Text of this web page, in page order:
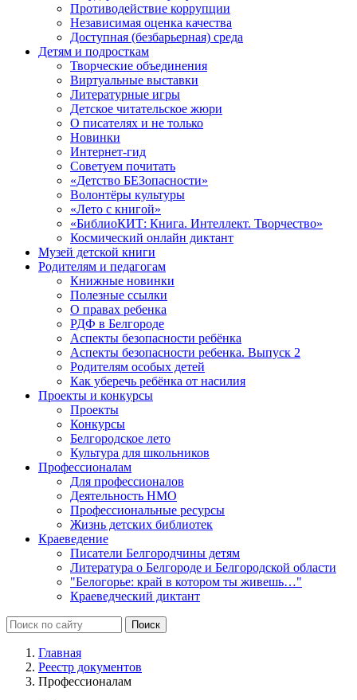
Противодействие коррупции
Независимая оценка качества
Доступная (безбарьерная) среда
Детям и подросткам
Творческие объединения
Виртуальные выставки
Литературные игры
Детское читательское жюри
О писателях и не только
Новинки
Интернет-гид
Советуем почитать
«Детство БЕЗопасности»
Волонтёры культуры
«Лето с книгой»
«БиблиоКИТ: Книга. Интеллект. Творчество»
Космический онлайн диктант
Музей детской книги
Родителям и педагогам
Книжные новинки
Полезные ссылки
О правах ребенка
РДФ в Белгороде
Аспекты безопасности ребёнка
Аспекты безопасности ребенка. Выпуск 2
Родителям особых детей
Как уберечь ребёнка от насилия
Проекты и конкурсы
Проекты
Конкурсы
Белгородское лето
Культура для школьников
Профессионалам
Для профессионалов
Деятельность НМО
Профессиональные ресурсы
Жизнь детских библиотек
Краеведение
Писатели Белгородчины детям
Литература о Белгороде и Белгородской области
"Белогорье: край в котором ты живешь…"
Краеведческий диктант
Главная
Реестр документов
Профессионалам